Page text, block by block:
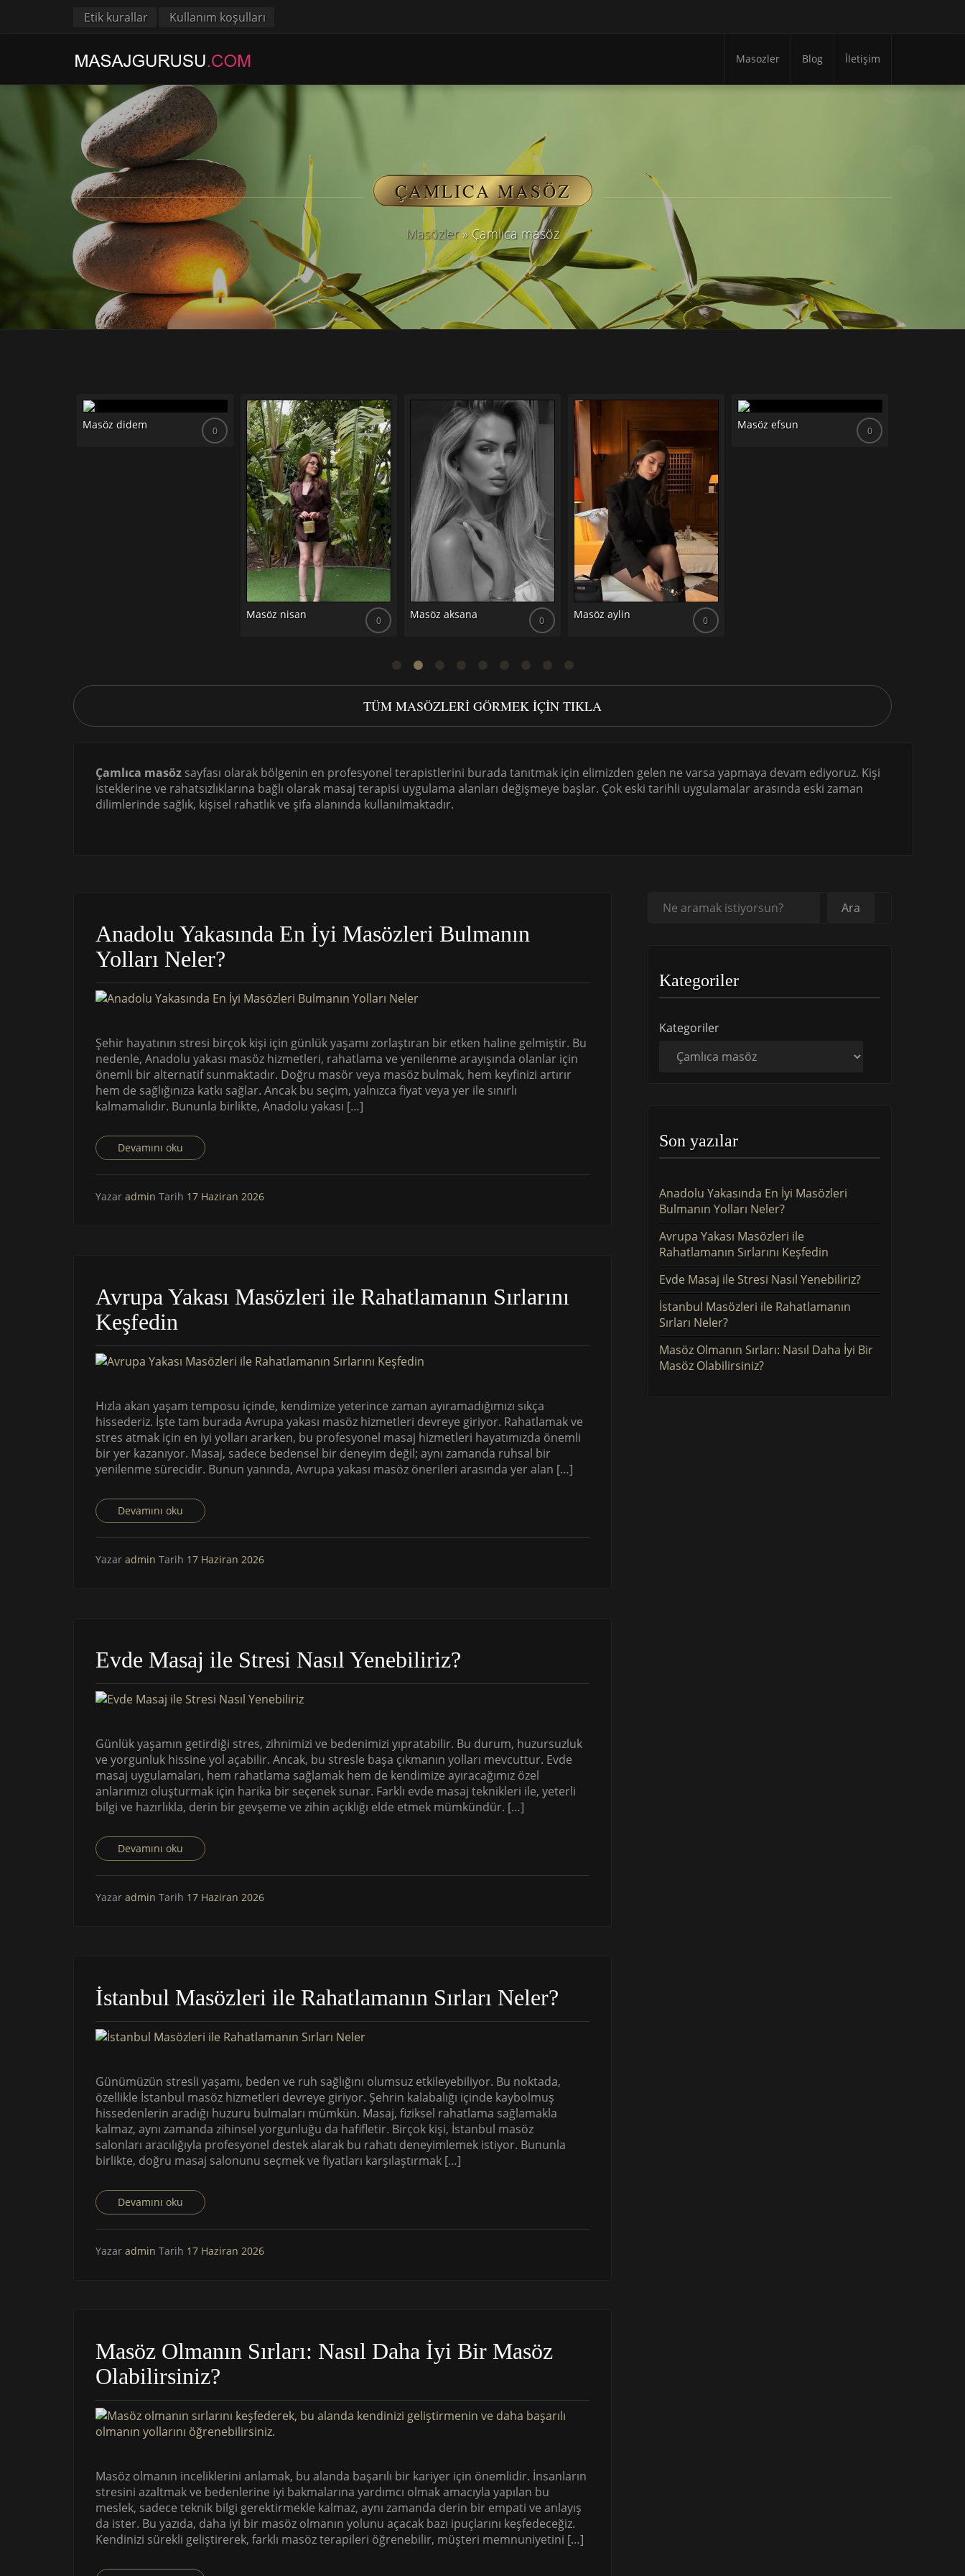
Etik kurallar Kullanım koşulları
Masozler Blog İletişim
ÇAMLICA MASÖZ
Masözler» Çamlıca masöz
Masöz didem 0
Masöz nisan 0 Masöz aksana 0 Masöz aylin 0
Masöz efsun 0
TÜM MASÖZLERI GÖRMEK IÇIN TIKLA
Çamlıca masöz sayfası olarak bölgenin en profesyonel terapistlerini burada tanıtmak için elimizden gelen ne varsa yapmaya devam ediyoruz. Kişi
isteklerine ve rahatsızlıklarına bağlı olarak masaj terapisi uygulama alanları değişmeye başlar. Çok eski tarihli uygulamalar arasında eski zaman
dilimlerinde sağlık, kişisel rahatlık ve şifa alanında kullanılmaktadır.
Anadolu Yakasında En İyi Masözleri Bulmanın
Yolları Neler?
Şehir hayatının stresi birçok kişi için günlük yaşamı zorlaştıran bir etken haline gelmiştir. Bu
nedenle, Anadolu yakası masöz hizmetleri, rahatlama ve yenilenme arayışında olanlar için
önemli bir alternatif sunmaktadır. Doğru masör veya masöz bulmak, hem keyfinizi artırır
hem de sağlığınıza katkı sağlar. Ancak bu seçim, yalnızca fiyat veya yer ile sınırlı
kalmamalıdır. Bununla birlikte, Anadolu yakası […]
Devamını oku
Yazar admin Tarih 17 Haziran 2026
Avrupa Yakası Masözleri ile Rahatlamanın Sırlarını
Keşfedin
Hızla akan yaşam temposu içinde, kendimize yeterince zaman ayıramadığımızı sıkça
hissederiz. İşte tam burada Avrupa yakası masöz hizmetleri devreye giriyor. Rahatlamak ve
stres atmak için en iyi yolları ararken, bu profesyonel masaj hizmetleri hayatımızda önemli
bir yer kazanıyor. Masaj, sadece bedensel bir deneyim değil; aynı zamanda ruhsal bir
yenilenme sürecidir. Bunun yanında, Avrupa yakası masöz önerileri arasında yer alan […]
Devamını oku
Yazar admin Tarih 17 Haziran 2026
Evde Masaj ile Stresi Nasıl Yenebiliriz?
Günlük yaşamın getirdiği stres, zihnimizi ve bedenimizi yıpratabilir. Bu durum, huzursuzluk
ve yorgunluk hissine yol açabilir. Ancak, bu stresle başa çıkmanın yolları mevcuttur. Evde
masaj uygulamaları, hem rahatlama sağlamak hem de kendimize ayıracağımız özel
anlarımızı oluşturmak için harika bir seçenek sunar. Farklı evde masaj teknikleri ile, yeterli
bilgi ve hazırlıkla, derin bir gevşeme ve zihin açıklığı elde etmek mümkündür. […]
Devamını oku
Yazar admin Tarih 17 Haziran 2026
İstanbul Masözleri ile Rahatlamanın Sırları Neler?
Günümüzün stresli yaşamı, beden ve ruh sağlığını olumsuz etkileyebiliyor. Bu noktada,
özellikle İstanbul masöz hizmetleri devreye giriyor. Şehrin kalabalığı içinde kaybolmuş
hissedenlerin aradığı huzuru bulmaları mümkün. Masaj, fiziksel rahatlama sağlamakla
kalmaz, aynı zamanda zihinsel yorgunluğu da hafifletir. Birçok kişi, İstanbul masöz
salonları aracılığıyla profesyonel destek alarak bu rahatı deneyimlemek istiyor. Bununla
birlikte, doğru masaj salonunu seçmek ve fiyatları karşılaştırmak […]
Devamını oku
Yazar admin Tarih 17 Haziran 2026
Masöz Olmanın Sırları: Nasıl Daha İyi Bir Masöz
Olabilirsiniz?
Masöz olmanın inceliklerini anlamak, bu alanda başarılı bir kariyer için önemlidir. İnsanların
stresini azaltmak ve bedenlerine iyi bakmalarına yardımcı olmak amacıyla yapılan bu
meslek, sadece teknik bilgi gerektirmekle kalmaz, aynı zamanda derin bir empati ve anlayış
da ister. Bu yazıda, daha iyi bir masöz olmanın yolunu açacak bazı ipuçlarını keşfedeceğiz.
Kendinizi sürekli geliştirerek, farklı masöz terapileri öğrenebilir, müşteri memnuniyetini […]
Ara Ara
Kategoriler
Kategoriler
Son yazılar
Anadolu Yakasında En İyi Masözleri
Bulmanın Yolları Neler?
Avrupa Yakası Masözleri ile
Rahatlamanın Sırlarını Keşfedin
Evde Masaj ile Stresi Nasıl Yenebiliriz?
İstanbul Masözleri ile Rahatlamanın
Sırları Neler?
Masöz Olmanın Sırları: Nasıl Daha İyi Bir
Masöz Olabilirsiniz?